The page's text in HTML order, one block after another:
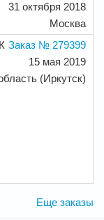
31 октября 2018
Москва
Заказ № 279399
15 мая 2019
(Иркутск)
Еще заказы